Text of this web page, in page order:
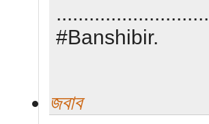
#Banshibir.
জবাব